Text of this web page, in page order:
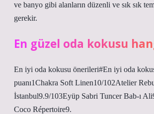
ve banyo gibi alanların düzenli ve sık sık
gerekir.
En güzel oda kokusu
En iyi oda kokusu önerileri#En iyi oda
puanı1Chakra Soft Linen10/102Atelier
İstanbul9.9/103Eyüp Sabri Tuncer Bab-ı
Coco Répertoire9.